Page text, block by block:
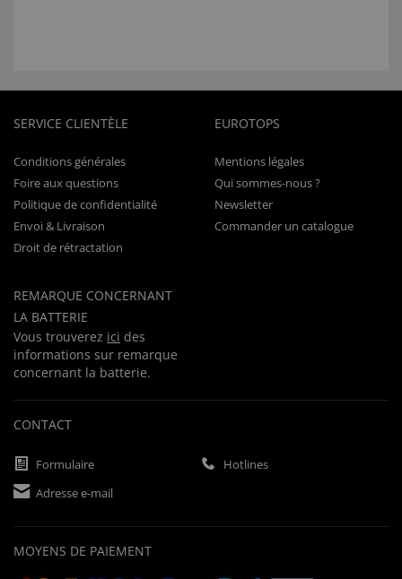
SERVICE CLIENTÈLE
Conditions générales
Foire aux questions
Politique de confidentialité
Envoi & Livraison
Droit de rétractation
REMARQUE CONCERNANT
LA BATTERIE
Vous trouverez ici des
informations sur remarque
concernant la batterie.
EUROTOPS
Mentions légales
Qui sommes-nous ?
Newsletter
Commander un catalogue
CONTACT
Formulaire
Hotlines
Adresse e-mail
MOYENS DE PAIEMENT